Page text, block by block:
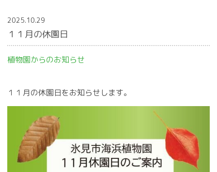
2025.10.29
１１月の休園日
植物園からのお知らせ
１１月の休園日をお知らせします。